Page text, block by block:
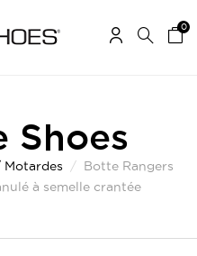
0
Shoes
Motardes
Botte Rangers
à semelle crantée